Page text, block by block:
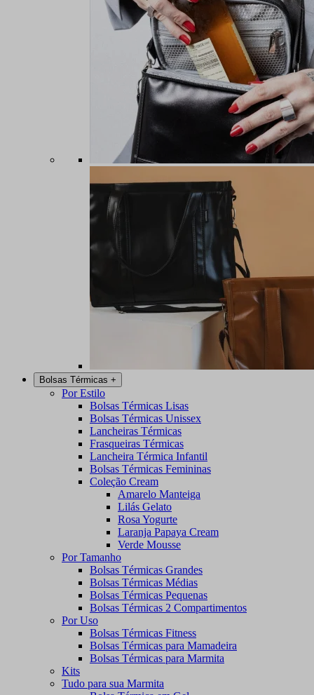
Bolsas Térmicas +
Por Estilo
Bolsas Térmicas Lisas
Bolsas Térmicas Unissex
Lancheiras Térmicas
Frasqueiras Térmicas
Lancheira Térmica Infantil
Bolsas Térmicas Femininas
Coleção Cream
Amarelo Manteiga
Lilás Gelato
Rosa Yogurte
Laranja Papaya Cream
Verde Mousse
Por Tamanho
Bolsas Térmicas Grandes
Bolsas Térmicas Médias
Bolsas Térmicas Pequenas
Bolsas Térmicas 2 Compartimentos
Por Uso
Bolsas Térmicas Fitness
Bolsas Térmicas para Mamadeira
Bolsas Térmicas para Marmita
Kits
Tudo para sua Marmita